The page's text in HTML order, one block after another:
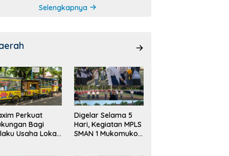
Selengkapnya
Perkuat
Bagi
Usaha Lokal
Digelar Selama 5
Hari, Kegiatan MPLS
SMAN 1 Mukomuko